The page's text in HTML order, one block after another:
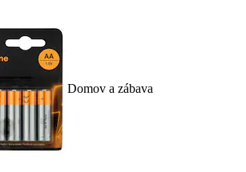
Domov a zábava